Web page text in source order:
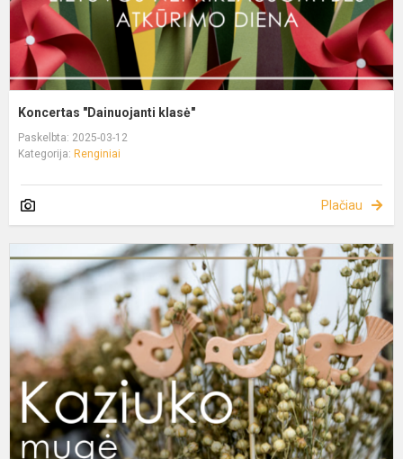
Koncertas "Dainuojanti klasė"
Paskelbta: 2025-03-12
Kategorija: Renginiai
Plačiau